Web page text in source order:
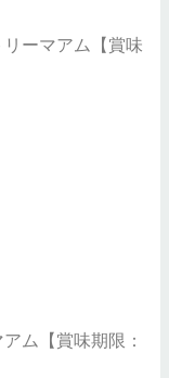
ーマアム【賞味
ム【賞味期限：